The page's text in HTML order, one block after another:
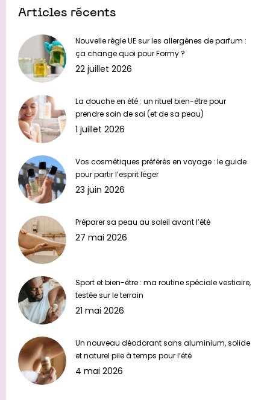
Articles récents
Nouvelle règle UE sur les allergènes de parfum :
ça change quoi pour Formy ?
22 juillet 2026
La douche en été : un rituel bien-être pour
prendre soin de soi (et de sa peau)
1 juillet 2026
Vos cosmétiques préférés en voyage : le guide
pour partir l’esprit léger
23 juin 2026
Préparer sa peau au soleil avant l’été
27 mai 2026
Sport et bien-être : ma routine spéciale vestiaire,
testée sur le terrain
21 mai 2026
Un nouveau déodorant sans aluminium, solide
et naturel pile à temps pour l’été
4 mai 2026